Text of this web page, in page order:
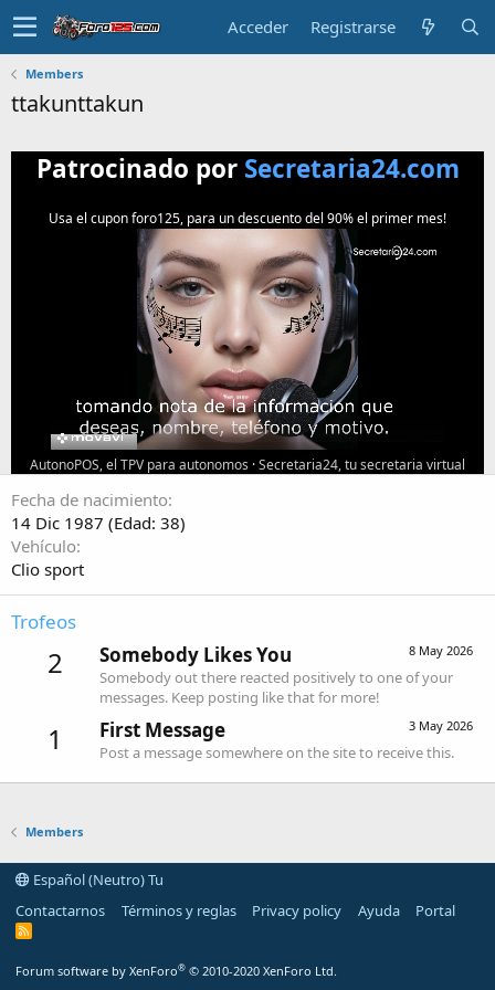
Acceder Registrarse
Members
ttakunttakun
Patrocinado por Secretaria24.com
Usa el cupon foro125, para un descuento del 90% el primer mes!
AutonoPOS, el TPV para autonomos ·Secretaria24, tu secretaria virtual
Fecha de nacimiento
14 Dic 1987 (Edad: 38)
Vehículo
Clio sport
Trofeos
2 8 May 2026
Somebody Likes You
Somebody out there reacted positively to one of your
messages. Keep posting like that for more!
1 3 May 2026
First Message
Post a message somewhere on the site to receive this.
Members
Español (Neutro) Tu
Contactarnos
Términos y reglas Privacy policy Ayuda Portal
R
Forum software by XenForo® © 2010-2020 XenForo Ltd.